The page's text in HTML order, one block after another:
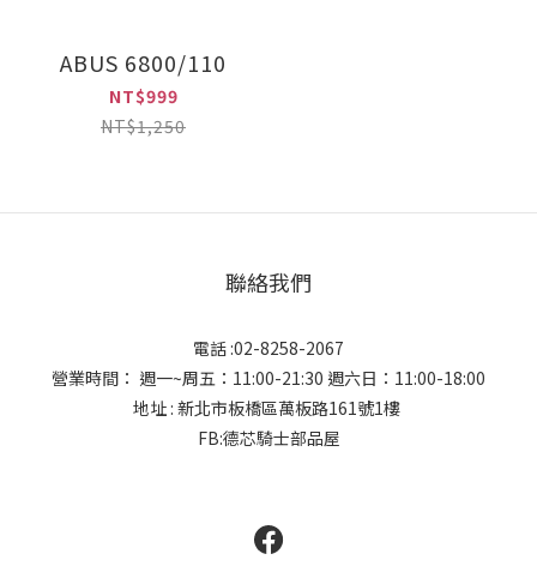
ABUS 6800/110
NT$999
NT$1,250
聯絡我們
電話 :02-8258-2067
營業時間： 週一~周五：11:00-21:30 週六日：11:00-18:00
地址 : 新北市板橋區萬板路161號1樓
FB:德芯騎士部品屋